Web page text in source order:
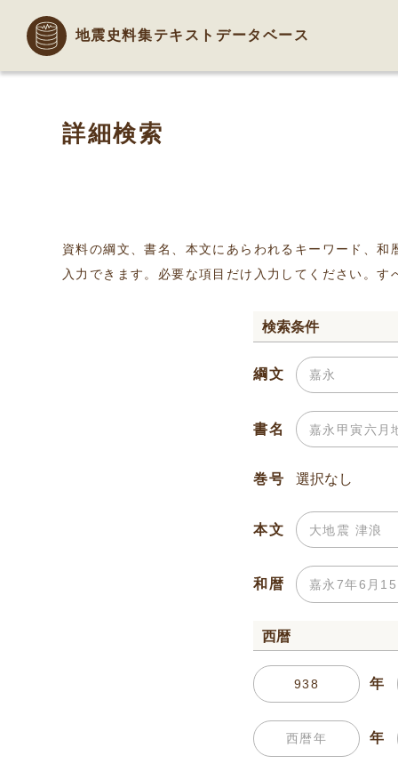
地震史料集テキストデータベース
詳細検索
資料の綱文、書名、本文にあらわれるキーワード、
入力できます。必要な項目だけ入力してください。
検索条件
綱文
書名
巻号
本文
和暦
西暦
年
年